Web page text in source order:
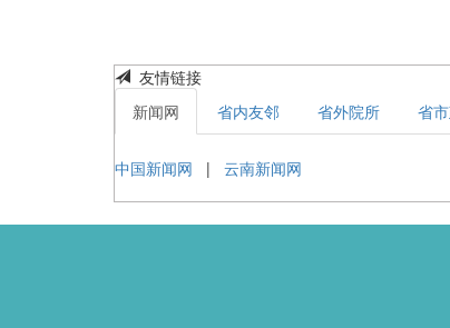
友情链接
新闻网
省内友邻 省外院所 省
中国新闻网 | 云南新闻网